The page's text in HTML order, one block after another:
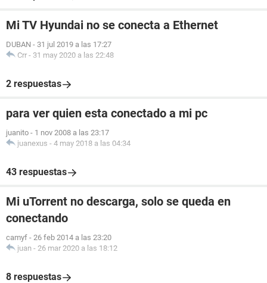
Mi TV Hyundai no se conecta a Ethernet
DUBAN - 31 jul 2019 a las 17:27
Crr - 31 may 2020 a las 22:48
2 respuestas
para ver quien esta conectado a mi pc
juanito - 1 nov 2008 a las 23:17
juanexus - 4 may 2018 a las 04:34
43 respuestas
Mi uTorrent no descarga, solo se queda en
conectando
camyf - 26 feb 2014 a las 23:20
juan - 26 mar 2020 a las 18:12
8 respuestas